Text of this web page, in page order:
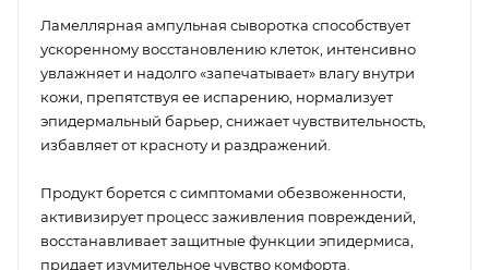
Ламеллярная ампульная сыворотка способствует
ускоренному восстановлению клеток, интенсивно
увлажняет и надолго «запечатывает» влагу внутри
кожи, препятствуя ее испарению, нормализует
эпидермальный барьер, снижает чувствительность,
избавляет от красноту и раздражений.
Продукт борется с симптомами обезвоженности,
активизирует процесс заживления повреждений,
восстанавливает защитные функции эпидермиса,
придает изумительное чувство комфорта.